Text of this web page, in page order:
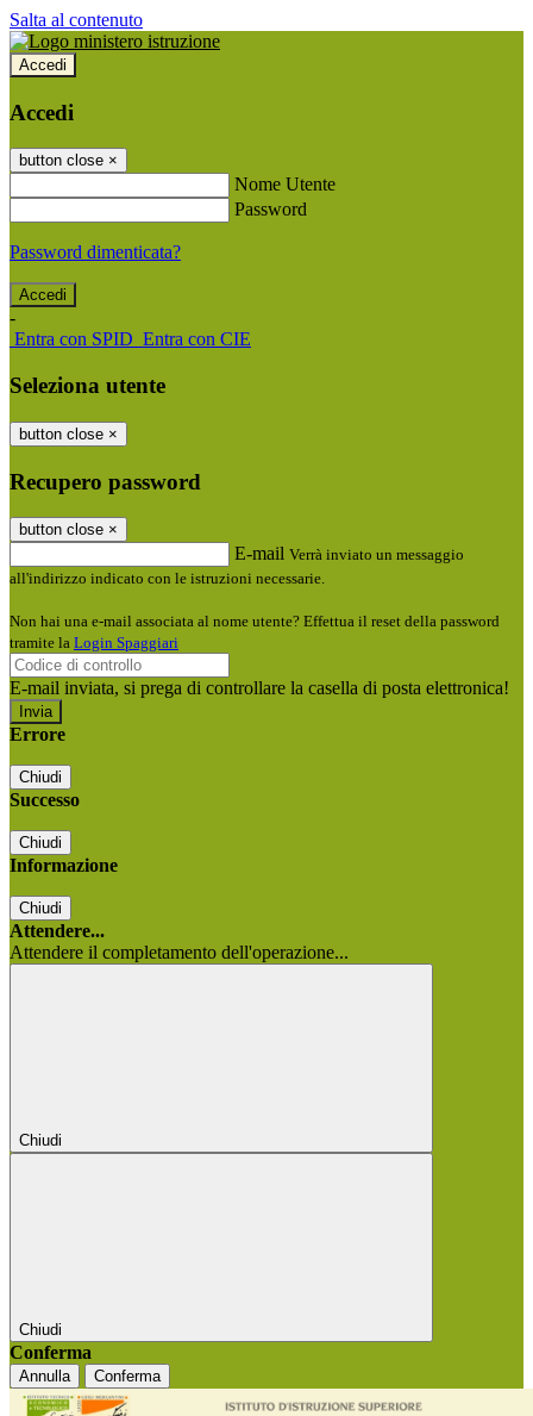
Salta al contenuto
Accedi
Accedi
button close ×
Nome Utente
Password
Password dimenticata?
-
Entra con SPID Entra con CIE
Seleziona utente
button close ×
Recupero password
button close ×
E-mail Verrà inviato un messaggio
all'indirizzo indicato con le istruzioni necessarie.
Non hai una e-mail associata al nome utente? Effettua il reset della password
tramite la Login Spaggiari
E-mail inviata, si prega di controllare la casella di posta elettronica!
Errore
Chiudi
Successo
Chiudi
Informazione
Chiudi
Attendere...
Attendere il completamento dell'operazione...
Chiudi
Chiudi
Conferma
Annulla Conferma